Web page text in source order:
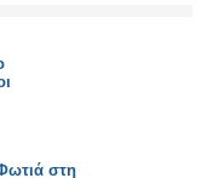
στη